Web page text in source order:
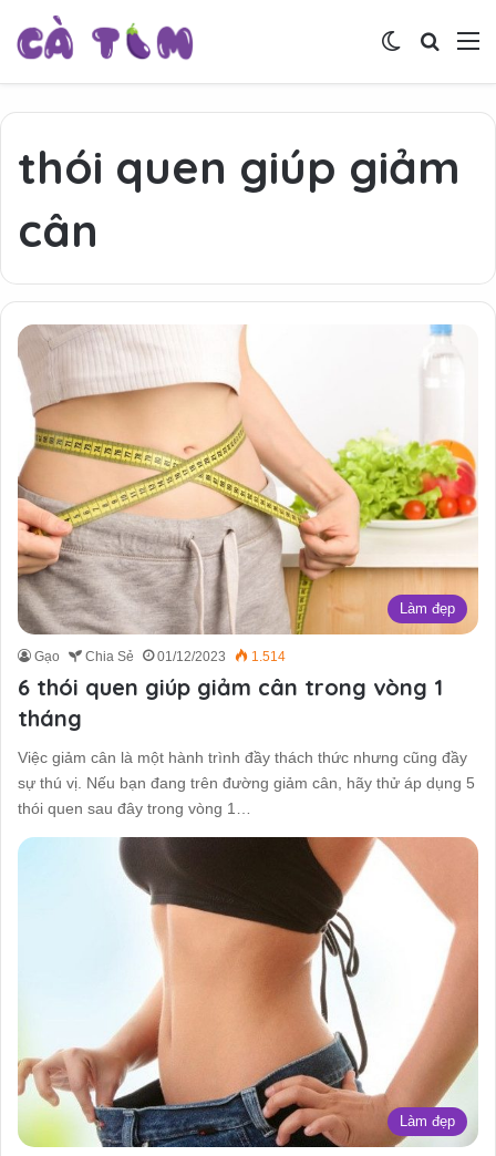
Tìm
Switch skin
thói quen giúp giảm
cân
Làm đẹp
Gạo Chia Sẻ 01/12/2023 1.514
6 thói quen giúp giảm cân trong vòng 1
tháng
Việc giảm cân là một hành trình đầy thách thức nhưng cũng đầy
sự thú vị. Nếu bạn đang trên đường giảm cân, hãy thử áp dụng 5
thói quen sau đây trong vòng 1…
Làm đẹp